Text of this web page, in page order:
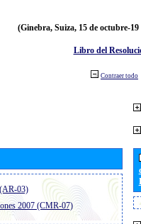
(Ginebra, Suiza, 15 de octubre-19
Libro del
Contraer todo
03)
2007 (CMR-07)